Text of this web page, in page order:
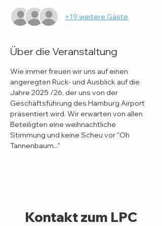
+19 weitere Gäste
Über die Veranstaltung
Wie immer freuen wir uns auf einen
angeregten Rück- und Ausblick auf die
Jahre 2025 /26, der uns von der
Geschäftsführung des Hamburg Airport
präsentiert wird. Wir erwarten von allen
Beteiligten eine weihnachtliche
Stimmung und keine Scheu vor "Oh
Tannenbaum..."
Kontakt zum LPC